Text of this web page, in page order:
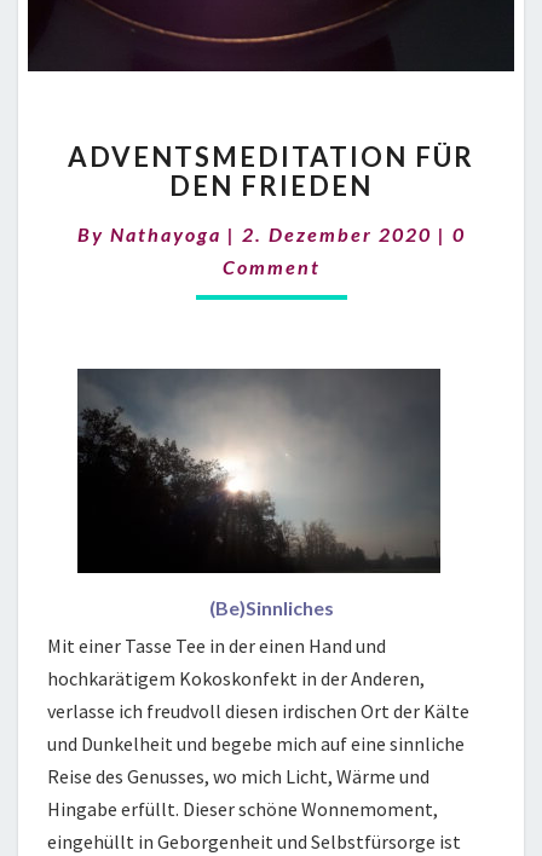
FÜR
DEN
ADVENTSMEDITATION FÜR
DEN FRIEDEN
By Nathayoga | 2. Dezember 2020 | 0
Comment
(Be)Sinnliches
Mit einer Tasse Tee in der einen Hand und
hochkarätigem Kokoskonfekt in der Anderen,
verlasse ich freudvoll diesen irdischen Ort der Kälte
und Dunkelheit und begebe mich auf eine sinnliche
Reise des Genusses, wo mich Licht, Wärme und
Hingabe erfüllt. Dieser schöne Wonnemoment,
eingehüllt in Geborgenheit und Selbstfürsorge ist